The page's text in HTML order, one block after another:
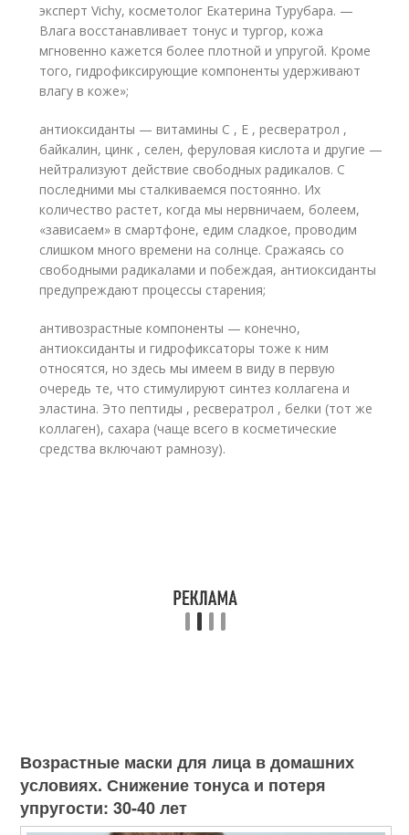
эксперт Vichy, косметолог Екатерина Турубара. —
Влага восстанавливает тонус и тургор, кожа
мгновенно кажется более плотной и упругой. Кроме
того, гидрофиксирующие компоненты удерживают
влагу в коже»;
антиоксиданты — витамины С , Е , ресвератрол ,
байкалин, цинк , селен, феруловая кислота и другие —
нейтрализуют действие свободных радикалов. С
последними мы сталкиваемся постоянно. Их
количество растет, когда мы нервничаем, болеем,
«зависаем» в смартфоне, едим сладкое, проводим
слишком много времени на солнце. Сражаясь со
свободными радикалами и побеждая, антиоксиданты
предупреждают процессы старения;
антивозрастные компоненты — конечно,
антиоксиданты и гидрофиксаторы тоже к ним
относятся, но здесь мы имеем в виду в первую
очередь те, что стимулируют синтез коллагена и
эластина. Это пептиды , ресвератрол , белки (тот же
коллаген), сахара (чаще всего в косметические
средства включают рамнозу).
Возрастные маски для лица в домашних
условиях. Снижение тонуса и потеря
упругости: 30-40 лет